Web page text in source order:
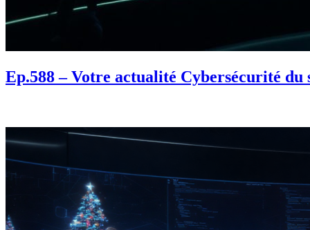
Ep.588 – Votre actualité Cybersécurité du